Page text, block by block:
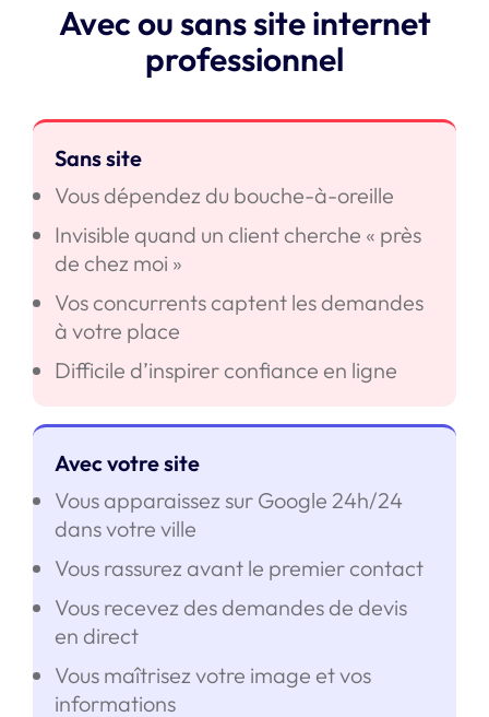
Avec ou sans site internet
professionnel
Sans site
Vous dépendez du bouche-à-oreille
Invisible quand un client cherche « près
de chez moi »
Vos concurrents captent les demandes
à votre place
Difficile d’inspirer confiance en ligne
Avec votre site
Vous apparaissez sur Google 24h/24
dans votre ville
Vous rassurez avant le premier contact
Vous recevez des demandes de devis
en direct
Vous maîtrisez votre image et vos
informations